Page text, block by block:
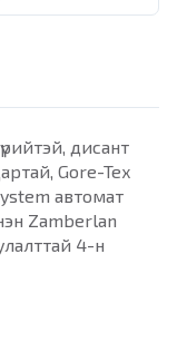
дисант
Gore-Tex
автомат
Zamberlan
4-н